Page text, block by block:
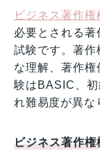
ビジネス著作権
必要とされる
試験です。著作
な理解、著作
験はBASIC、
れ難易度が異な
ビジネス著作